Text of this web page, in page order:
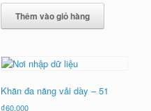
Thêm vào giỏ hàng
Khăn đa năng vải dày – 51
₫60,000